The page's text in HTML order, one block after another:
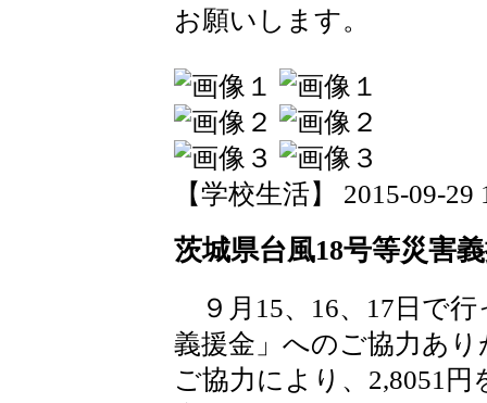
お願いします。
【学校生活】 2015-09-29
茨城県台風18号等災害
９月15、16、17日で行
義援金」へのご協力あ
ご協力により、2,8051